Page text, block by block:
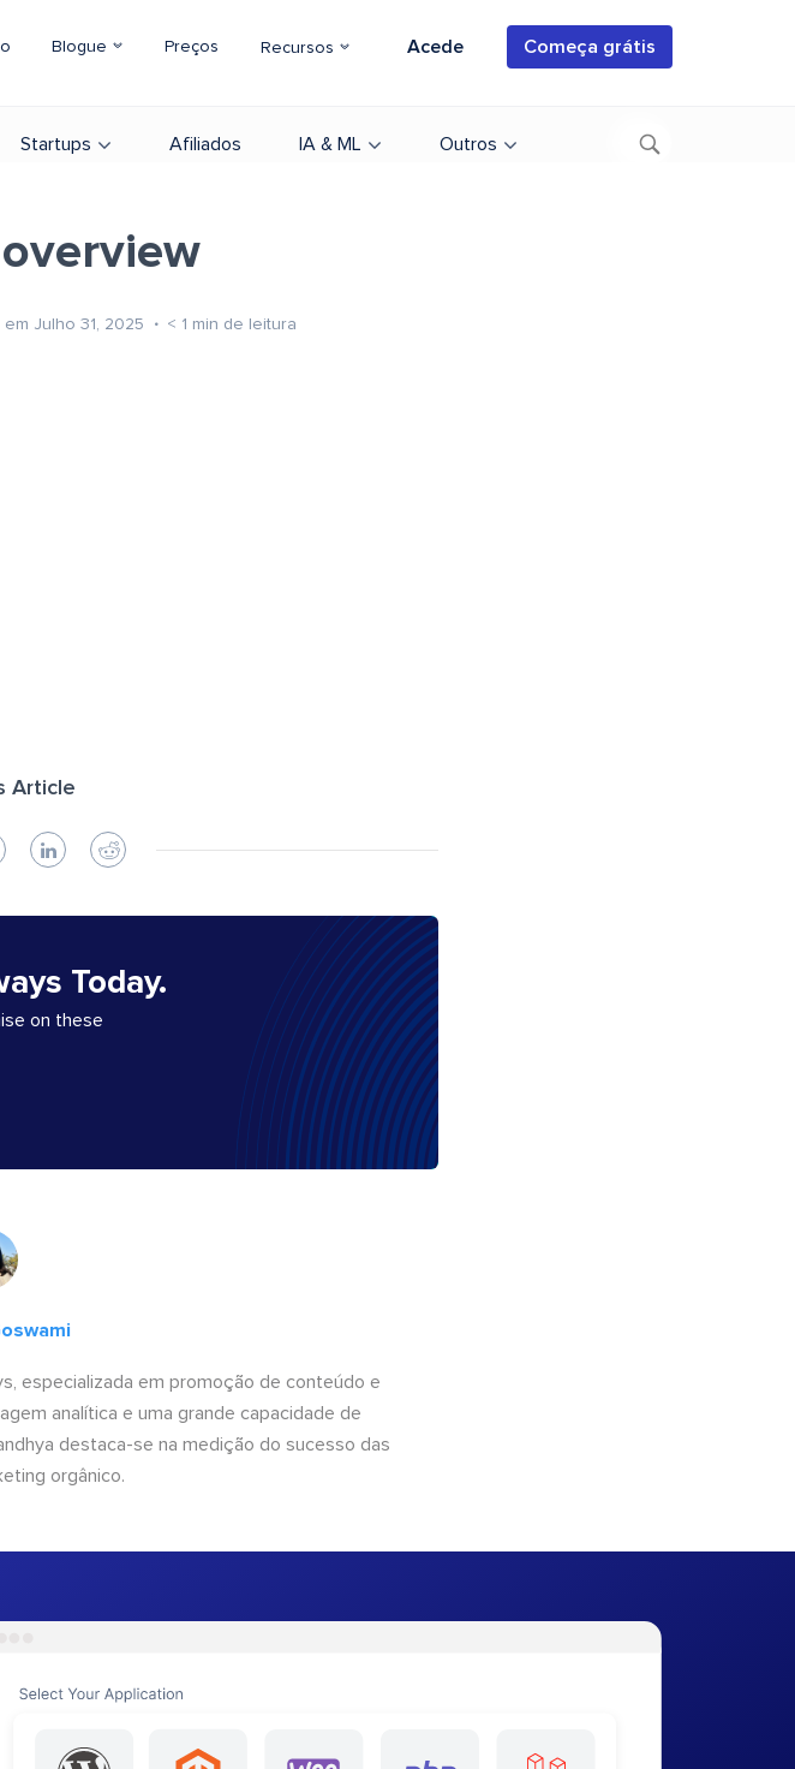
Blogue Preços Recursos Acede Começa grátis
Startups Afiliados IA & ML Outros
Julho 31, 2025 < 1 min de leitura
Article
Today.
on these
especializada em promoção de conteúdo e
analítica e uma grande capacidade de
destaca-se na medição do sucesso das
orgânico.